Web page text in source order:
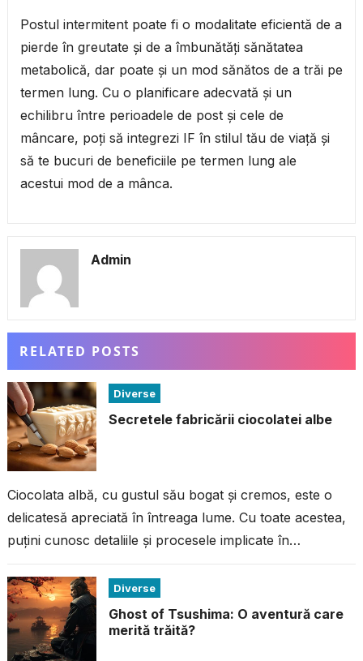
Postul intermitent poate fi o modalitate eficientă de a
pierde în greutate și de a îmbunătăți sănătatea
metabolică, dar poate și un mod sănătos de a trăi pe
termen lung. Cu o planificare adecvată și un
echilibru între perioadele de post și cele de
mâncare, poți să integrezi IF în stilul tău de viață și
să te bucuri de beneficiile pe termen lung ale
acestui mod de a mânca.
Admin
RELATED POSTS
Diverse
Secretele fabricării ciocolatei albe
Ciocolata albă, cu gustul său bogat și cremos, este o
delicatesă apreciată în întreaga lume. Cu toate acestea,
puțini cunosc detaliile și procesele implicate în
Diverse
Ghost of Tsushima: O aventură care
merită trăită?